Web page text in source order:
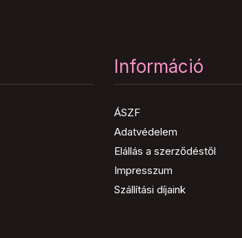
Információ
ÁSZF
Adatvédelem
Elállás a szerződéstől
Impresszum
Szállítási díjaink